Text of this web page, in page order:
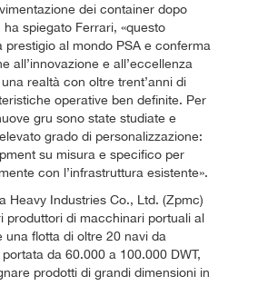
dei container dopo
ha spiegato Ferrari, «questo
prestigio al mondo PSA e conferma
all’innovazione e all’eccellenza
realtà con oltre trent’anni di
operative ben definite. Per
gru sono state studiate e
grado di personalizzazione:
su misura e specifico per
con l’infrastruttura esistente».
Heavy Industries Co., Ltd. (Zpmc)
produttori di macchinari portuali al
una flotta di oltre 20 navi da
da 60.000 a 100.000 DWT,
prodotti di grandi dimensioni in